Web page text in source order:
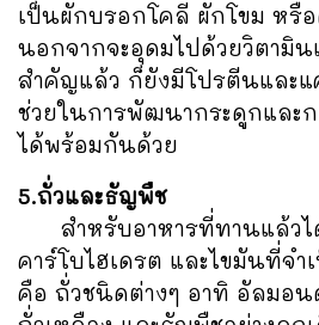
เป็นผักบรอกโคลี ผักโขม หรื
นอกจากจะอุดมไปด้วยวิตามิน
สำคัญแล้ว ก็ยังมีโปรตีนและ
ช่วยในการพัฒนากระดูกและ
ได้พร้อมกันด้วย
5.ถั่วและธัญพืช
สำหรับอาหารที่ทานแล้วไ
คาร์โบไฮเดรต และไขมันที่จ
คือ ถั่วชนิดต่างๆ อาทิ อัลมอ